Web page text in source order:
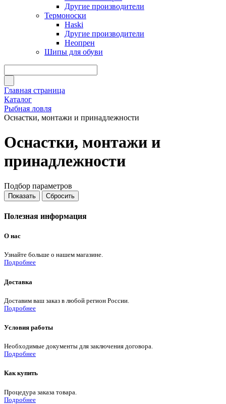
Другие производители
Термоноски
Haski
Другие производители
Неопрен
Шипы для обуви
Главная страница
Каталог
Рыбная ловля
Оснастки, монтажи и принадлежности
Оснастки, монтажи и
принадлежности
Подбор параметров
Полезная информация
О нас
Узнайте больше о нашем магазине.
Подробнее
Доставка
Доставим ваш заказ в любой регион России.
Подробнее
Условия работы
Необходимые документы для заключения договора.
Подробнее
Как купить
Процедура заказа товара.
Подробнее